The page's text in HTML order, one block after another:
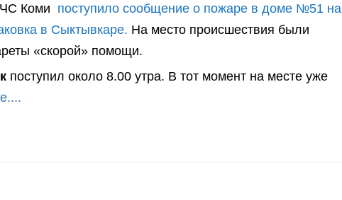
Коми поступило сообщение о пожаре в доме №51 на
в Сыктывкаре. На место происшествия были
«скорой» помощи.
поступил около 8.00 утра. В тот момент на месте уже